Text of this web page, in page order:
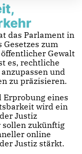
das Parlament in
zum
Gewalt
es, rechtliche
und
zu präzisieren.
Erprobung eines
wird ein
Justiz
zukünftig
online
Justiz stärkt.